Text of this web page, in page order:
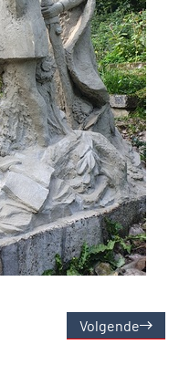
Volgende